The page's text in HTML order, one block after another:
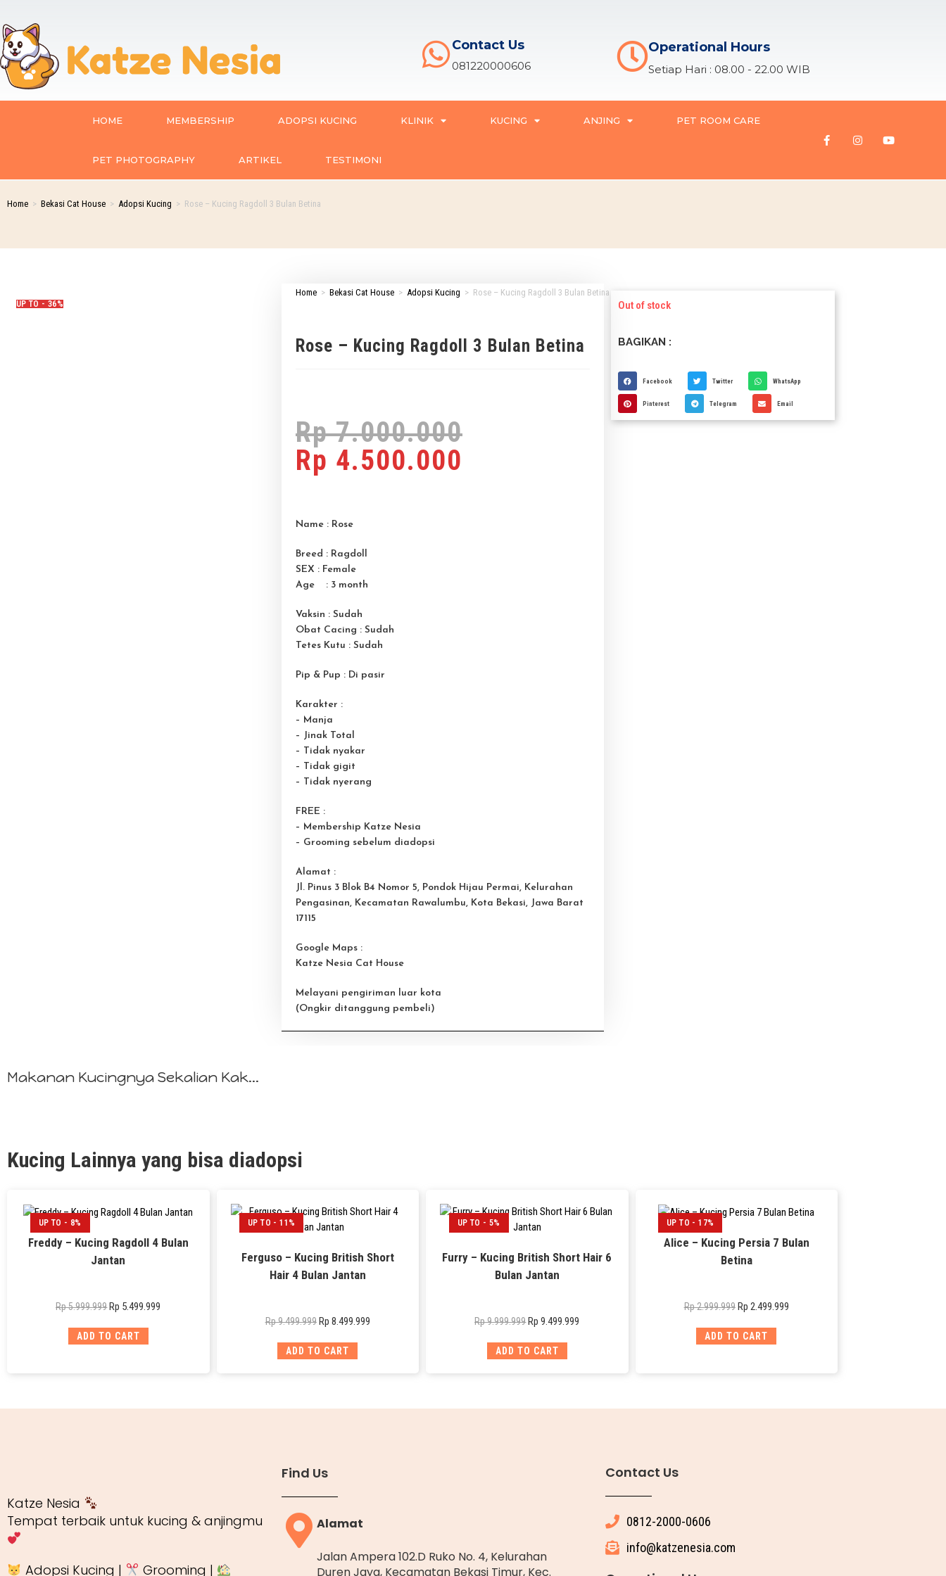
Contact Us
081220000606
Operational Hours
Setiap Hari : 08.00 - 22.00 WIB
HOME MEMBERSHIP ADOPSI KUCING KLINIK KUCING ANJING PET ROOM CARE
PET PHOTOGRAPHY ARTIKEL TESTIMONI
Home > Bekasi Cat House > Adopsi Kucing > Rose – Kucing Ragdoll 3 Bulan Betina
UP TO - 36%
Home > Bekasi Cat House > Adopsi Kucing > Rose – Kucing Ragdoll 3 Bulan Betina
Rose – Kucing Ragdoll 3 Bulan Betina
Rp7.000.000
Rp 4.500.000
Name : Rose
Breed : Ragdoll
SEX : Female
Age : 3 month
Vaksin : Sudah
Obat Cacing : Sudah
Tetes Kutu : Sudah
Pip & Pup : Di pasir
Karakter :
– Manja
– Jinak Total
– Tidak nyakar
– Tidak gigit
– Tidak nyerang
FREE :
– Membership Katze Nesia
– Grooming sebelum diadopsi
Alamat :
Jl. Pinus 3 Blok B4 Nomor 5, Pondok Hijau Permai, Kelurahan
Pengasinan, Kecamatan Rawalumbu, Kota Bekasi, Jawa Barat
17115
Google Maps :
Katze Nesia Cat House
Melayani pengiriman luar kota
(Ongkir ditanggung pembeli)
Out of stock
BAGIKAN :
Facebook Twitter WhatsApp
Pinterest Telegram Email
Makanan Kucingnya Sekalian Kak...
Kucing Lainnya yang bisa diadopsi
UP TO - 8%
Freddy – Kucing Ragdoll 4 Bulan
Jantan
Rp5.999.999Rp 5.499.999
ADD TO CART
UP TO - 11%
Ferguso – Kucing British Short
Hair 4 Bulan Jantan
Rp9.499.999 Rp 8.499.999
ADD TO CART
UP TO - 5%
Furry – Kucing British Short Hair 6
Bulan Jantan
Rp9.999.999Rp 9.499.999
ADD TO CART
UP TO - 17%
Alice – Kucing Persia 7 Bulan
Betina
Rp2.999.999 Rp 2.499.999
ADD TO CART
Katze Nesia
Tempat terbaik untuk kucing & anjingmu
Adopsi Kucing | Grooming |
Find Us
Alamat
Jalan Ampera 102.D Ruko No. 4, Kelurahan
Duren Jaya, Kecamatan Bekasi Timur, Kec.
Contact Us
0812-2000-0606
info@katzenesia.com